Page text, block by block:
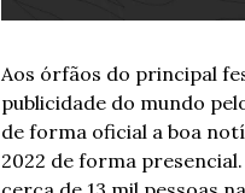
Aos órfãos do principal
publicidade do mundo
de forma oficial a boa
2022 de forma